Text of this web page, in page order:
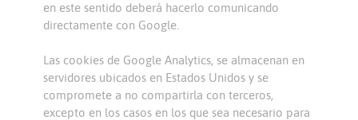
en este sentido deberá hacerlo comunicando
directamente con Google.
Las cookies de Google Analytics, se almacenan en
servidores ubicados en Estados Unidos y se
compromete a no compartirla con terceros,
excepto en los casos en los que sea necesario para